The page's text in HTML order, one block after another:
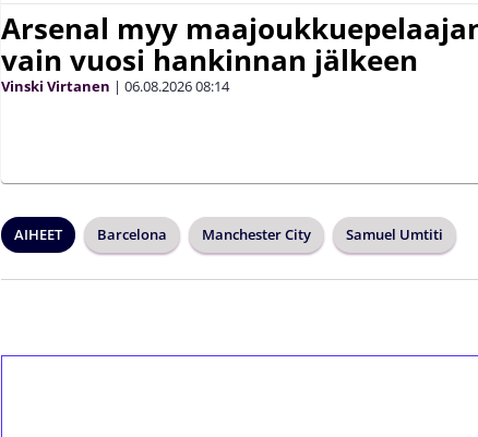
Arsenal myy
vain vuosi hankinnan jälkeen
Vinski Virtanen | 06.08.202608:14
AIHEET Barcelona Manchester City Samuel Umtiti